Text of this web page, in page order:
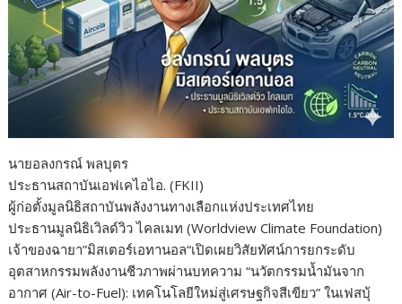
นายอลงกรณ์ พลบุตร
ประธานสถาบันเอฟเคไอไอ. (FKII)
ผู้ก่อตั้งมูลนิธิสถาบันพลังงานทางเลือกแห่งประเทศไทย
ประธานมูลนิธิเวิลด์วิว ไคลเมท (Worldview Climate Foundation)
เจ้าของฉายา”มิสเตอร์เอทานอล“เปิดเผยวิสัยทัศน์การยกระดับ
อุตสาหกรรมพลังงานชีวภาพผ่านบทความ “นวัตกรรมน้ำมันจาก
อากาศ (Air-to-Fuel): เทคโนโลยีใหม่สู่เศรษฐกิจสีเขียว” ในเฟสบุ้